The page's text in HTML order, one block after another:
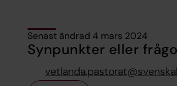
Senast ändrad 4 mars 2024
Synpunkter eller